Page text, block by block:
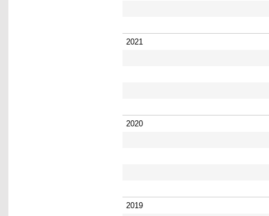
2021
2020
2019